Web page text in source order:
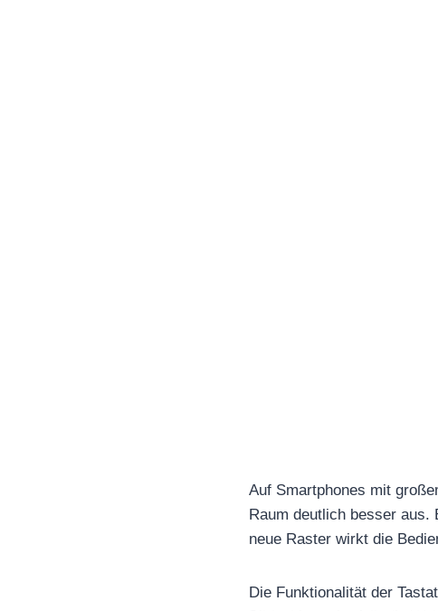
Auf Smartphones mit
Raum deutlich besser aus.
neue Raster wirkt die
Die Funktionalität der